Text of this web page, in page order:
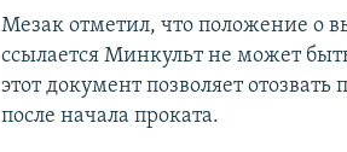
Мезак отметил, что положение о
ссылается Минкульт не может
этот документ позволяет
после начала проката.